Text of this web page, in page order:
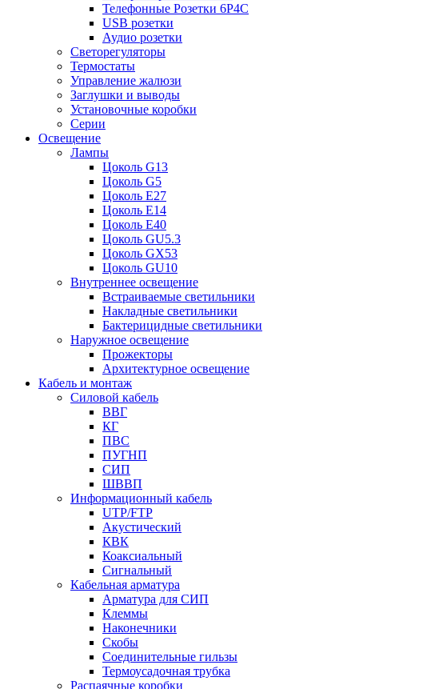
Телефонные Розетки 6P4C
USB розетки
Аудио розетки
Светорегуляторы
Термостаты
Управление жалюзи
Заглушки и выводы
Установочные коробки
Серии
Освещение
Лампы
Цоколь G13
Цоколь G5
Цоколь E27
Цоколь E14
Цоколь E40
Цоколь GU5.3
Цоколь GX53
Цоколь GU10
Внутреннее освещение
Встраиваемые светильники
Накладные светильники
Бактерицидные светильники
Наружное освещение
Прожекторы
Архитектурное освещение
Кабель и монтаж
Силовой кабель
ВВГ
КГ
ПВС
ПУГНП
СИП
ШВВП
Информационный кабель
UTP/FTP
Акустический
КВК
Коаксиальный
Сигнальный
Кабельная арматура
Арматура для СИП
Клеммы
Наконечники
Скобы
Соединительные гильзы
Термоусадочная трубка
Распаячные коробки